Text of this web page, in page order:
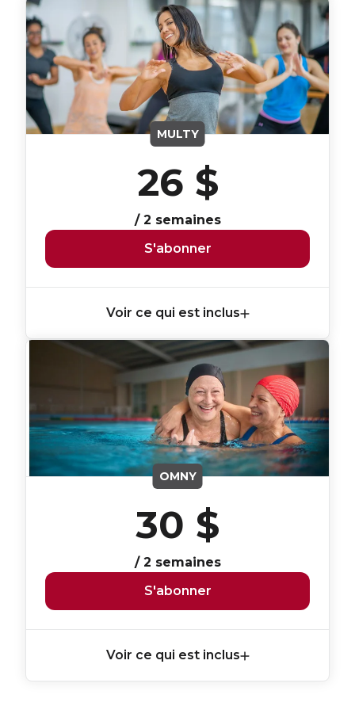
MULTY
26 $
/ 2 semaines
S'abonner
Voir ce qui est inclus
OMNY
30 $
/ 2 semaines
S'abonner
Voir ce qui est inclus